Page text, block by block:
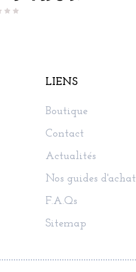
LIENS
Boutique
Contact
Actualités
Nos guides d'achat
F.A.Qs
Sitemap